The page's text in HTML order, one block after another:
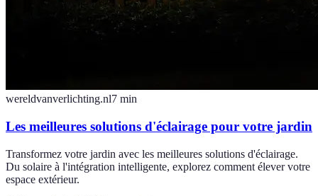
wereldvanverlichting.nl7 min
Les meilleures solutions d'éclairage pour votre jardin
Transformez votre jardin avec les meilleures solutions d'éclairage.
Du solaire à l'intégration intelligente, explorez comment élever votre
espace extérieur.